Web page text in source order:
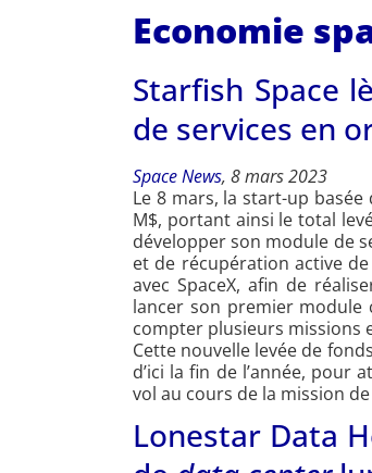
Economie
Starfish Space
de services en
Space News, 8 mars 2023
Le 8 mars, la start-up
M$, portant ainsi le total
développer son module de
et de récupération active
avec SpaceX, afin de
lancer son premier module
compter plusieurs missions
Cette nouvelle levée de
d’ici la fin de l’année, pour
vol au cours de la mission
Lonestar Data